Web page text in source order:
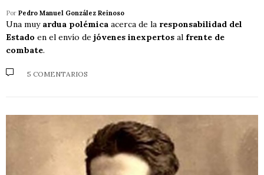
Por Pedro Manuel González Reinoso
Una muy ardua polémica acerca de la responsabilidad del
Estado en el envío de jóvenes inexpertos al frente de
combate.
5 COMENTARIOS